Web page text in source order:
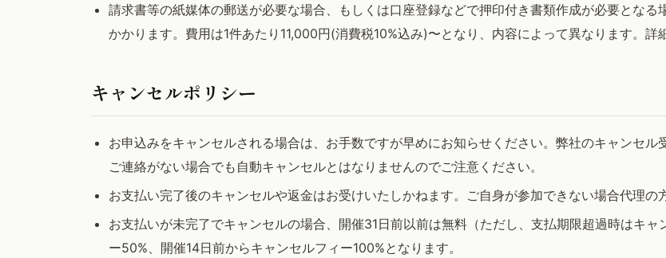
請求書等の紙媒体の郵送が必要な場合、もしくは口座登録などで押印付き書類作成が必要とな
かかります。費用は1件あたり11,000円(消費税10%込み)〜となり、内容によって異なります。詳
キャンセルポリシー
お申込みをキャンセルされる場合は、お手数ですが早めにお知らせください。弊社のキャンセル
ご連絡がない場合でも自動キャンセルとはなりませんのでご注意ください。
お支払い完了後のキャンセルや返金はお受けいたしかねます。ご自身が参加できない場合代理の
お支払いが未完了でキャンセルの場合、開催31日前以前は無料（ただし、支払期限超過時はキ
ー50%、開催14日前からキャンセルフィー100%となります。